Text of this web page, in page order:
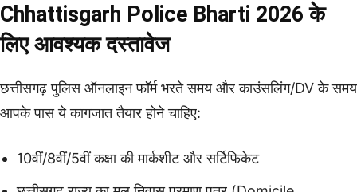
Chhattisgarh Police Bharti 2026 के
लिए आवश्यक दस्तावेज
छत्तीसगढ़ पुलिस ऑनलाइन फॉर्म भरते समय और काउंसलिंग/DV के समय
आपके पास ये कागजात तैयार होने चाहिए:
10वीं/8वीं/5वीं कक्षा की मार्कशीट और सर्टिफिकेट